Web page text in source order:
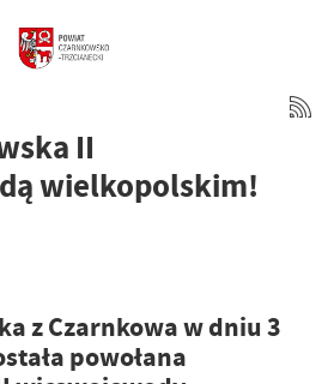
II
wielkopolskim!
z Czarnkowaw dniu 3
powołana